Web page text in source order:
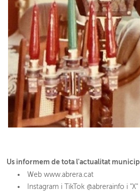
Us informem de tota l'actualitat
Web www.abrera.cat
Instagram i TikTok @abrerainfo i